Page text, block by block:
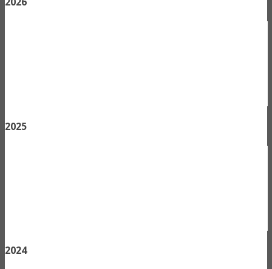
2025
2024